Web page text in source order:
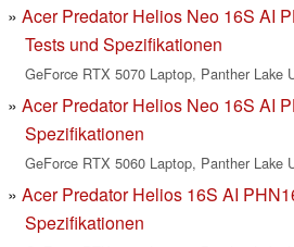
Acer Predator Helios Neo 16S AI
Tests und Spezifikationen
GeForce RTX 5070 Laptop, Panther Lake
Acer Predator Helios Neo 16S AI
Spezifikationen
GeForce RTX 5060 Laptop, Panther Lake
Acer Predator Helios 16S AI
Spezifikationen